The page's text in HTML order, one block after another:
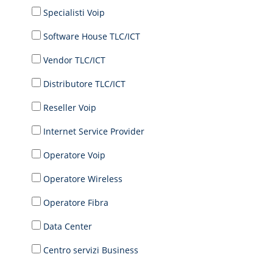
Specialisti Voip
Software House TLC/ICT
Vendor TLC/ICT
Distributore TLC/ICT
Reseller Voip
Internet Service Provider
Operatore Voip
Operatore Wireless
Operatore Fibra
Data Center
Centro servizi Business